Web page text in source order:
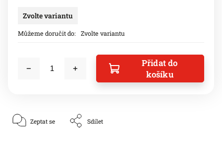
Zvolte variantu
Můžeme doručit do: Zvolte variantu
Přidat do
košíku
Zeptat se Sdílet